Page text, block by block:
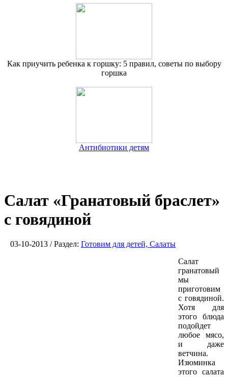
Как приучить ребенка к горшку: 5 правил, советы по выбору
горшка
Антибиотики детям
Салат «Гранатовый браслет»
с говядиной
03-10-2013 / Раздел: Готовим для детей, Салаты
Салат
гранатовый
мы
приготовим
с говядиной.
Хотя для
этого блюда
подойдет
любое мясо,
и даже
ветчина.
Изюминка
этого салата